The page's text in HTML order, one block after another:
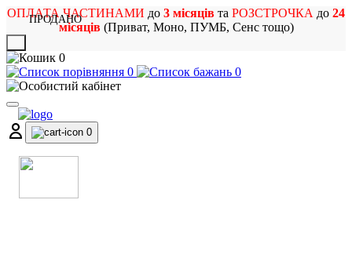
ОПЛАТА ЧАСТИНАМИ до 3 місяців та РОЗСТРОЧКА до 24
місяців(Приват, Моно, ПУМБ, Сенс тощо)
0
0
0
0
ПРОДАНО